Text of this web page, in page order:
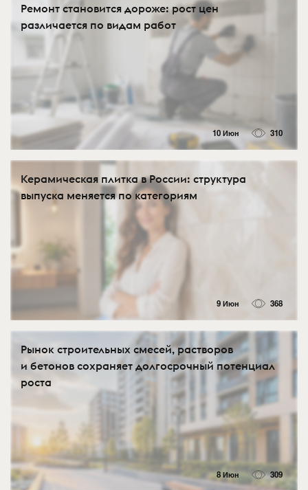
Ремонт становится дороже: рост цен
различается по видам работ
10 Июн 310
Керамическая плитка в России: структура
выпуска меняется по категориям
9 Июн 368
Рынок строительных смесей, растворов
и бетонов сохраняет долгосрочный потенциал
роста
8 Июн 309